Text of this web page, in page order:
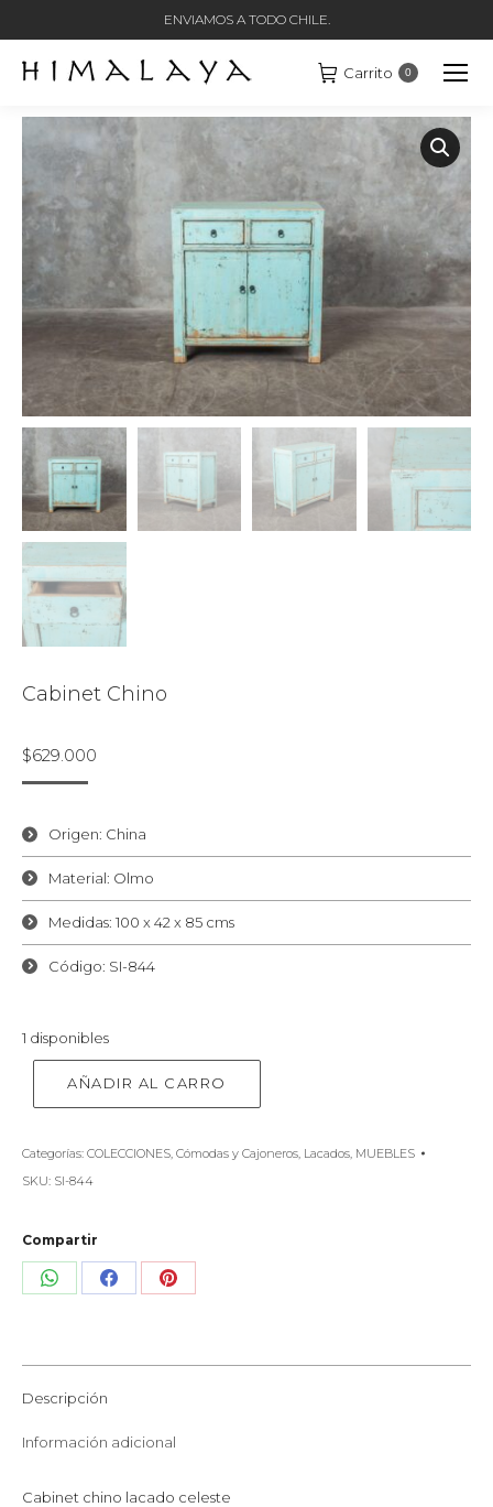
ENVIAMOS A TODO CHILE.
Carrito 0
Cabinet Chino
$629.000
Origen: China
Material: Olmo
Medidas: 100 x 42 x 85 cms
Código: SI-844
1 disponibles
AÑADIR AL CARRO
Categorías: COLECCIONES, Cómodas y Cajoneros, Lacados, MUEBLES
SKU: SI-844
Compartir
Share Share Share
Descripción
Información adicional
Cabinet chino lacado celeste